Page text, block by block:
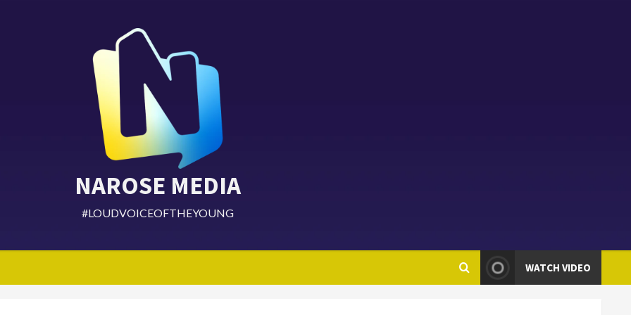
NAROSE MEDIA
#LOUDVOICEOFTHEYOUNG
WATCH VIDEO